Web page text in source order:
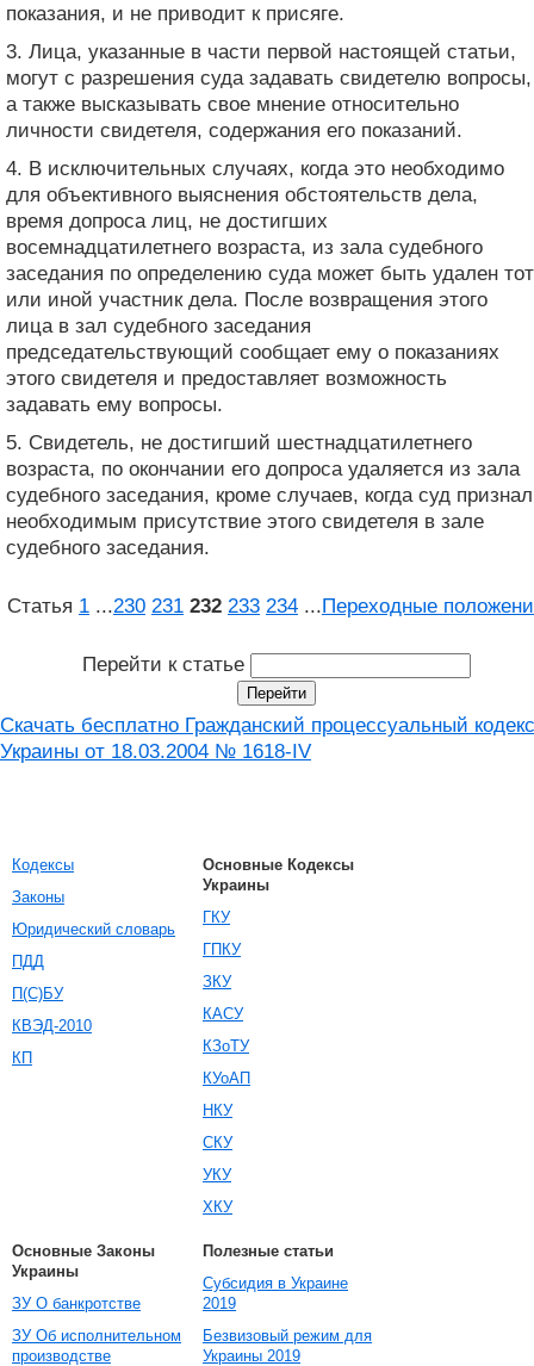
показания, и не приводит к присяге.
3. Лица, указанные в части первой настоящей статьи,
могут с разрешения суда задавать свидетелю вопросы,
а также высказывать свое мнение относительно
личности свидетеля, содержания его показаний.
4. В исключительных случаях, когда это необходимо
для объективного выяснения обстоятельств дела,
время допроса лиц, не достигших
восемнадцатилетнего возраста, из зала судебного
заседания по определению суда может быть удален тот
или иной участник дела. После возвращения этого
лица в зал судебного заседания
председательствующий сообщает ему о показаниях
этого свидетеля и предоставляет возможность
задавать ему вопросы.
5. Свидетель, не достигший шестнадцатилетнего
возраста, по окончании его допроса удаляется из зала
судебного заседания, кроме случаев, когда суд признал
необходимым присутствие этого свидетеля в зале
судебного заседания.
Статья 1 ...230 231 232 233 234 ...Переходные
Перейти к статье
Скачать бесплатно Гражданский процессуальный кодекс
Украины от 18.03.2004 № 1618-IV
Кодексы
Законы
Юридический словарь
ПДД
П(С)БУ
КВЭД-2010
КП
Основные Кодексы
Украины
ГКУ
ГПКУ
ЗКУ
КАСУ
КЗоТУ
КУоАП
НКУ
СКУ
УКУ
ХКУ
Основные Законы
Украины
ЗУ О банкротстве
ЗУ Об исполнительном
производстве
Полезные статьи
Субсидия в Украине
2019
Безвизовый режим для
Украины 2019